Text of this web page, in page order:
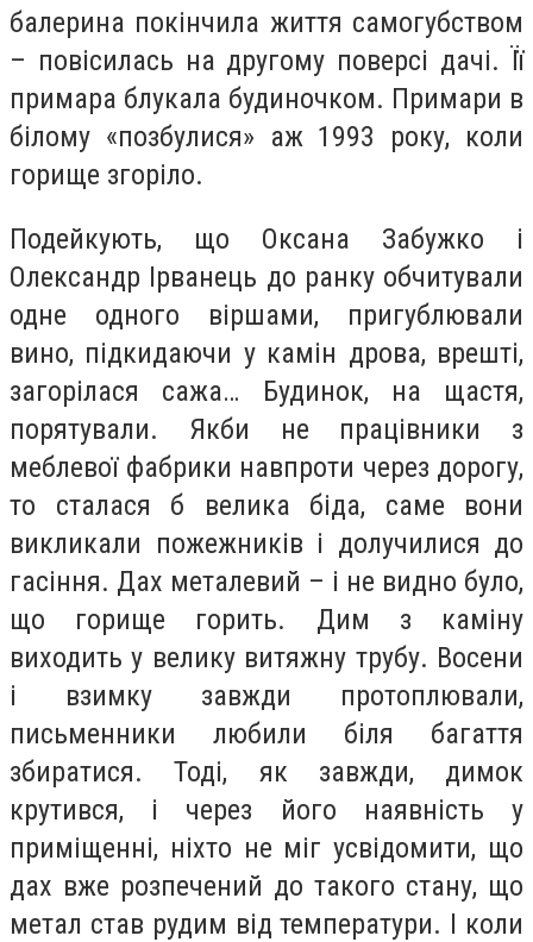
балерина покінчила життя самогубством
– повісилась на другому поверсі дачі. Її
примара блукала будиночком. Примари в
білому «позбулися» аж 1993 року, коли
горище згоріло.
Подейкують, що Оксана Забужко і
Олександр Ірванець до ранку обчитували
одне одного віршами, пригублювали
вино, підкидаючи у камін дрова, врешті,
загорілася сажа… Будинок, на щастя,
порятували. Якби не працівники з
меблевої фабрики навпроти через дорогу,
то сталася б велика біда, саме вони
викликали пожежників і долучилися до
гасіння. Дах металевий – і не видно було,
що горище горить. Дим з каміну
виходить у велику витяжну трубу. Восени
і взимку завжди протоплювали,
письменники любили біля багаття
збиратися. Тоді, як завжди, димок
крутився, і через його наявність у
приміщенні, ніхто не міг усвідомити, що
дах вже розпечений до такого стану, що
метал став рудим від температури. І коли